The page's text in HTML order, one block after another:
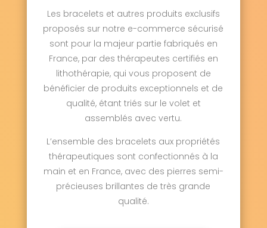
Les bracelets et autres produits exclusifs
proposés sur notre e-commerce sécurisé
sont pour la majeur partie fabriqués en
France, par des thérapeutes certifiés en
lithothérapie, qui vous proposent de
bénéficier de produits exceptionnels et de
qualité, étant triés sur le volet et
assemblés avec vertu.
L’ensemble des bracelets aux propriétés
thérapeutiques sont confectionnés à la
main et en France, avec des pierres semi-
précieuses brillantes de très grande
qualité.